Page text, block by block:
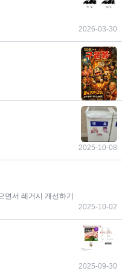
2026-03-30
2025-12-21
2025-10-08
면서 레거시 개선하기
2025-10-02
2025-09-30